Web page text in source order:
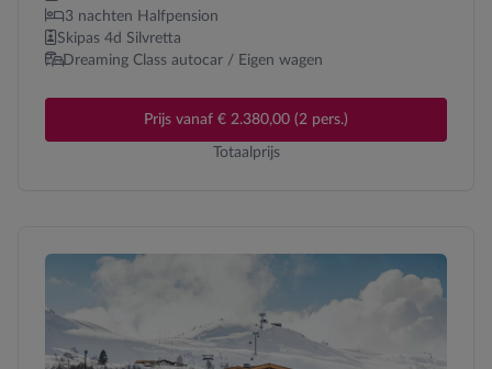
3 nachten Halfpension
Skipas 4d Silvretta
Dreaming Class autocar / Eigen wagen
Prijs vanaf € 2.380,00 (2 pers.)
Totaalprijs